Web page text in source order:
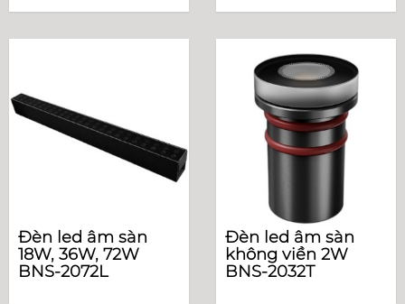
Đèn led âm sàn
18W, 36W, 72W
BNS-2072L
Đèn led âm sàn
không viền 2W
BNS-2032T